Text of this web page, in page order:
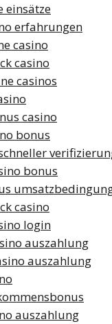
einsätze
erfahrungen
casino
casino
casinos
casino
bonus
bonus
casino
login
auszahlung
auszahlung
auszahlung